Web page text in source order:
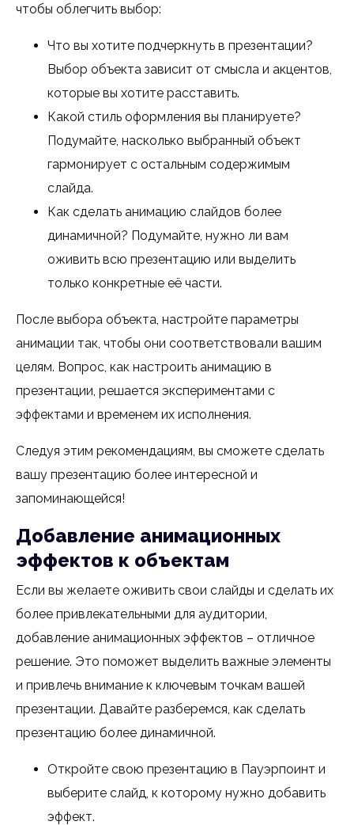
чтобы облегчить выбор:
Что вы хотите подчеркнуть в презентации?
Выбор объекта зависит от смысла и акцентов,
которые вы хотите расставить.
Какой стиль оформления вы планируете?
Подумайте, насколько выбранный объект
гармонирует с остальным содержимым
слайда.
Как сделать анимацию слайдов более
динамичной? Подумайте, нужно ли вам
оживить всю презентацию или выделить
только конкретные её части.
После выбора объекта, настройте параметры
анимации так, чтобы они соответствовали вашим
целям. Вопрос, как настроить анимацию в
презентации, решается экспериментами с
эффектами и временем их исполнения.
Следуя этим рекомендациям, вы сможете сделать
вашу презентацию более интересной и
запоминающейся!
Добавление анимационных
эффектов к объектам
Если вы желаете оживить свои слайды и сделать их
более привлекательными для аудитории,
добавление анимационных эффектов – отличное
решение. Это поможет выделить важные элементы
и привлечь внимание к ключевым точкам вашей
презентации. Давайте разберемся, как сделать
презентацию более динамичной.
Откройте свою презентацию в Пауэрпоинт и
выберите слайд, к которому нужно добавить
эффект.